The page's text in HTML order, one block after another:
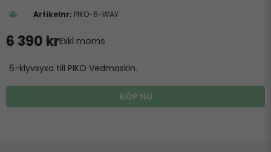
PIKO-6-WAY
6 390 krExkl moms
6-klyvsyxa till PIKO Vedmaskin.
KÖP NU